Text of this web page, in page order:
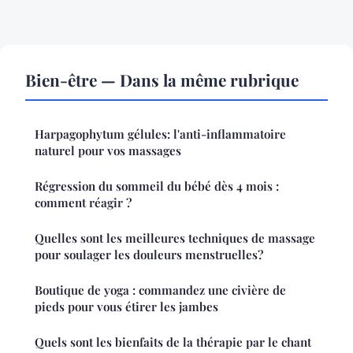
Bien-être — Dans la même rubrique
Harpagophytum gélules: l'anti-inflammatoire
naturel pour vos massages
Régression du sommeil du bébé dès 4 mois :
comment réagir ?
Quelles sont les meilleures techniques de massage
pour soulager les douleurs menstruelles?
Boutique de yoga : commandez une civière de
pieds pour vous étirer les jambes
Quels sont les bienfaits de la thérapie par le chant